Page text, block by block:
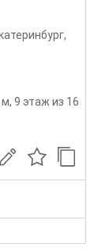
,
9 этаж из 16